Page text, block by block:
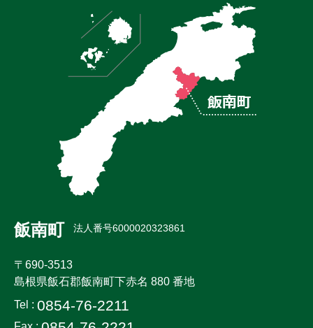
飯南町 法人番号6000020323861
〒690-3513
島根県飯石郡飯南町下赤名 880 番地
Tel : 0854-76-2211